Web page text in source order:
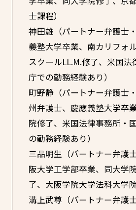
士課程）
神田雄（パートナー弁護士
義塾大学卒業、南カリフォ
スクールLL.M.修了、米国法
庁での勤務経験あり）
町野静（パートナー弁護士
州弁護士、慶應義塾大学卒
院修了、米国法律事務所・
の勤務経験あり）
三品明生（パートナー弁護
阪大学工学部卒業、同大学
了、大阪学院大学法科大学院
溝上武尊（パートナー弁護